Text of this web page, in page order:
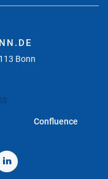
Bonn
Confluence